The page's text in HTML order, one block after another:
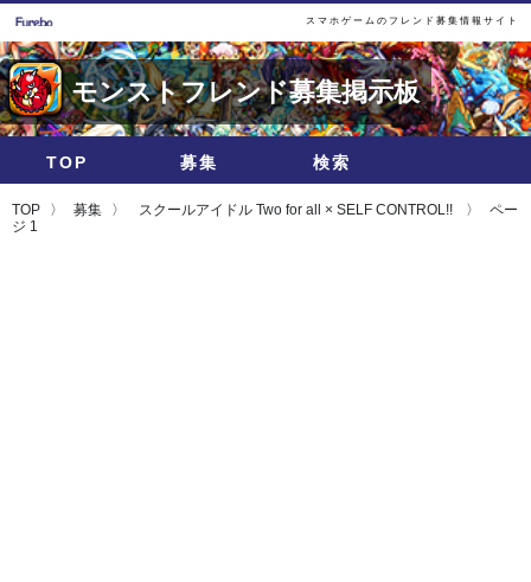
スマホゲームのフレンド募集情報サイト
モンストフレンド募集掲示板
TOP 募集 検索
TOP 募集 スクールアイドル Two for all × SELF CONTROL!!
ペー
ジ 1